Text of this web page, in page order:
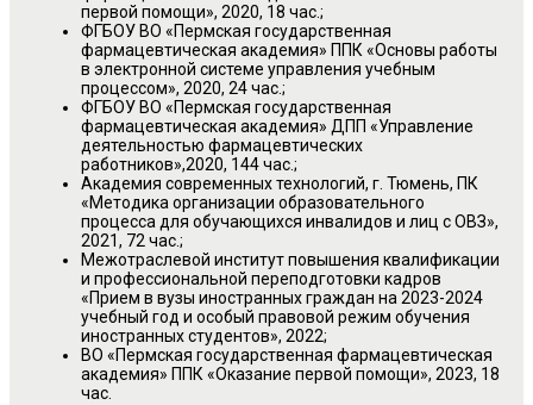
первой помощи», 2020, 18 час.;
ФГБОУ ВО «Пермская государственная
фармацевтическая академия» ППК «Основы работы
в электронной системе управления учебным
процессом», 2020, 24 час.;
ФГБОУ ВО «Пермская государственная
фармацевтическая академия» ДПП «Управление
деятельностью фармацевтических
работников»,2020, 144 час.;
Академия современных технологий, г. Тюмень, ПК
«Методика организации образовательного
процесса для обучающихся инвалидов и лиц с ОВЗ»,
2021, 72 час.;
Межотраслевой институт повышения квалификации
и профессиональной переподготовки кадров
«Прием в вузы иностранных граждан на 2023-2024
учебный год и особый правовой режим обучения
иностранных студентов», 2022;
ВО «Пермская государственная фармацевтическая
академия» ППК «Оказание первой помощи», 2023, 18
час.